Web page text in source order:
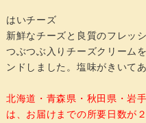
はいチーズ
新鮮なチーズと良質のフレッ
つぶつぶ入りチーズクリーム
ンドしました。塩味がきいて
北海道・青森県・秋田県・岩
は、お届けまでの所要日数が